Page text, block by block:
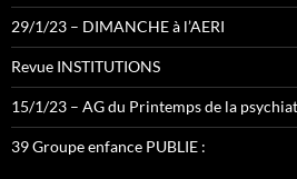
29/1/23 – DIMANCHE à l’AERI
Revue INSTITUTIONS
15/1/23 – AG du Printemps de la
39 Groupe enfance PUBLIE :